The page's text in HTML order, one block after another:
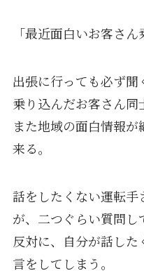
「最近面白いお客さん
出張に行っても必ず聞
乗り込んだお客さん
また地域の面白情報
来る。
話をしたくない運転
が、二つぐらい質問し
反対に、自分が話し
言をしてしまう。